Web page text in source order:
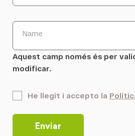
Name
Aquest camp només és per
modificar.
He llegit i accepto la